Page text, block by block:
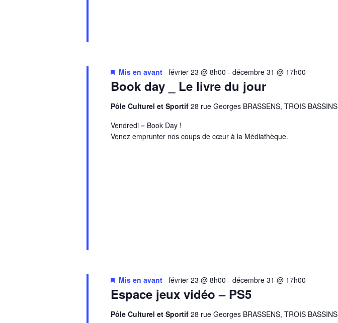
Book day _ Le livre du jour
Mis en avant février 23 @ 8h00 - décembre 31 @ 17h00
Pôle Culturel et Sportif 28 rue Georges BRASSENS, TROIS BASSINS
Vendredi = Book Day !
Venez emprunter nos coups de cœur à la Médiathèque.
Espace jeux vidéo – PS5
Mis en avant février 23 @ 8h00 - décembre 31 @ 17h00
Pôle Culturel et Sportif 28 rue Georges BRASSENS, TROIS BASSINS